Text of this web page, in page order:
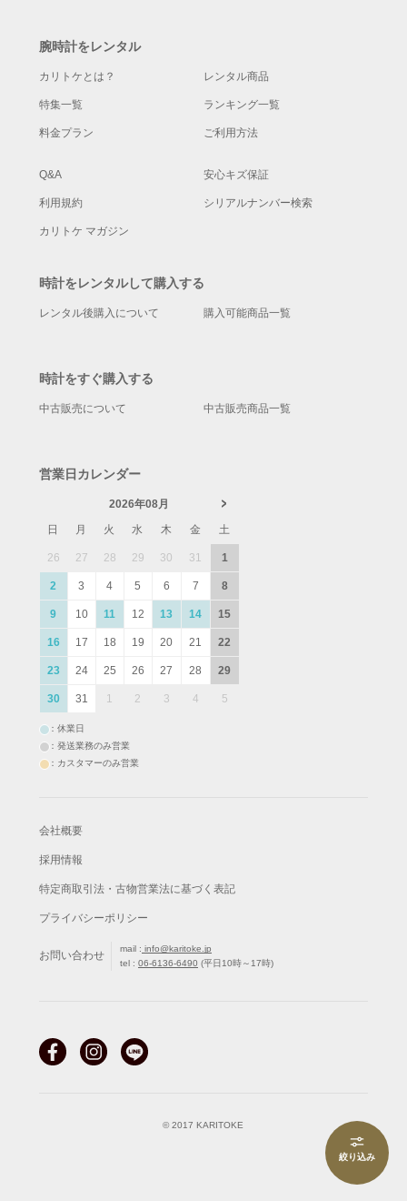
腕時計をレンタル
カリトケとは？ レンタル商品
特集一覧 ランキング一覧
料金プラン ご利用方法
Q&A 安心キズ保証
利用規約 シリアルナンバー検索
カリトケ マガジン
時計をレンタルして購入する
レンタル後購入について 購入可能商品一覧
時計をすぐ購入する
中古販売について 中古販売商品一覧
営業日カレンダー
2026年08月
日
月 火 水 木 金 土
26 27 28 29 30 31 1
2 3 4 5 6 7 8
9 10 11 12 13 14 15
16 17 18 19 20 21 22
23 24 25 26 27 28 29
30 31 1 2 3 4 5
：休業日
：発送業務のみ営業
：カスタマーのみ営業
会社概要
採用情報
特定商取引法・古物営業法に基づく表記
プライバシーポリシー
お問い合わせ
mail : info@karitoke.jp
tel : 06-6136-6490 (平日10時～17時)
© 2017 KARITOKE
絞り込み